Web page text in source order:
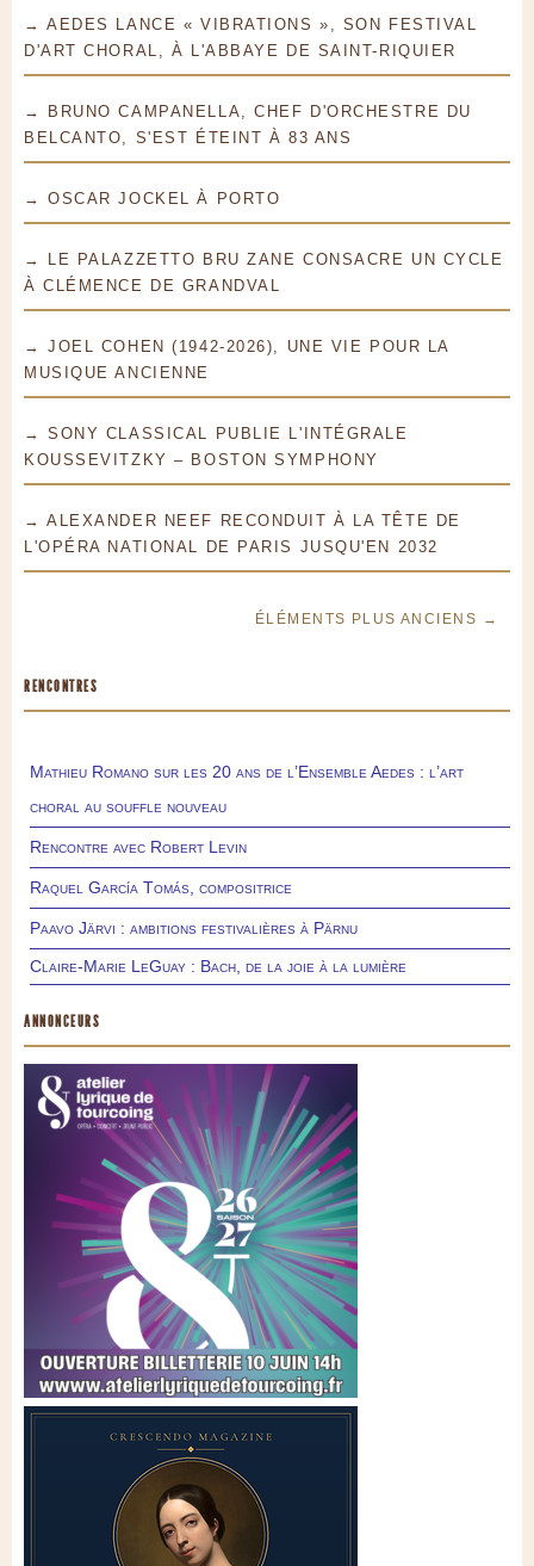
→ AEDES LANCE « VIBRATIONS », SON FESTIVAL
D'ART CHORAL, À L'ABBAYE DE SAINT-RIQUIER
→ BRUNO CAMPANELLA, CHEF D'ORCHESTRE DU
BELCANTO, S'EST ÉTEINT À 83 ANS
→ OSCAR JOCKEL À PORTO
→ LE PALAZZETTO BRU ZANE CONSACRE UN CYCLE
À CLÉMENCE DE GRANDVAL
→ JOEL COHEN (1942-2026), UNE VIE POUR LA
MUSIQUE ANCIENNE
→ SONY CLASSICAL PUBLIE L'INTÉGRALE
KOUSSEVITZKY – BOSTON SYMPHONY
→ ALEXANDER NEEF RECONDUIT À LA TÊTE DE
L'OPÉRA NATIONAL DE PARIS JUSQU'EN 2032
ÉLÉMENTS PLUS ANCIENS →
RENCONTRES
Mathieu Romano sur les 20 ans de l’Ensemble Aedes : l’art
choral au souffle nouveau
Rencontre avec Robert Levin
Raquel García Tomás, compositrice
Paavo Järvi : ambitions festivalières à Pärnu
Claire-Marie LeGuay : Bach, de la joie à la lumière
ANNONCEURS